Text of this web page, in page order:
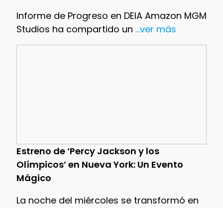
Informe de Progreso en DEIA Amazon MGM
Studios ha compartido un ...ver más
Estreno de ‘Percy Jackson y los
Olímpicos’ en Nueva York: Un Evento
Mágico
La noche del miércoles se transformó en